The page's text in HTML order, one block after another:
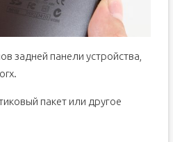
задней панели устройства,
пакет или другое